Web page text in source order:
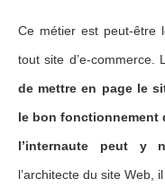
Ce métier est peut-être
tout site d’e-commerce.
de mettre en page le
le bon fonctionnement
l’internaute peut y
l’architecte du site Web,